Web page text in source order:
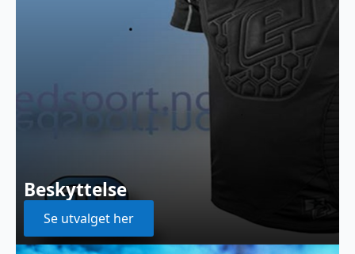
Beskyttelse
Se utvalget her